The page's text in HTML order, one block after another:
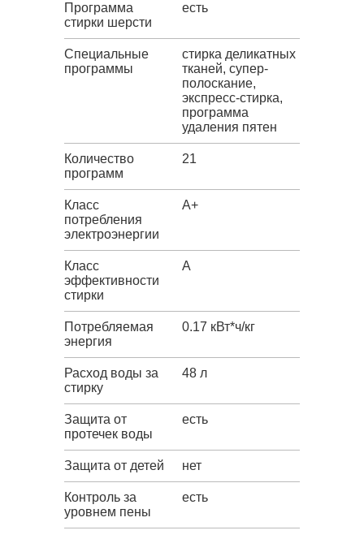
Программа
стирки шерсти
есть
Специальные
программы
стирка деликатных
тканей, супер-
полоскание,
экспресс-стирка,
программа
удаления пятен
Количество
программ
21
Класс
потребления
электроэнергии
A+
Класс
эффективности
стирки
A
Потребляемая
энергия
0.17 кВт*ч/кг
Расход воды за
стирку
48 л
Защита от
протечек воды
есть
Защита от детей нет
Контроль за
уровнем пены
есть